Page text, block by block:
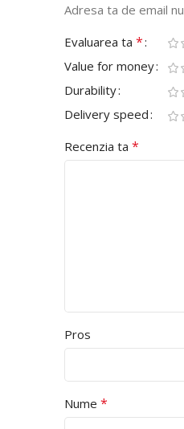
Adresa ta de email
Evaluarea ta *
Value for money
Durability
Delivery speed
Recenzia ta *
Pros
Nume *